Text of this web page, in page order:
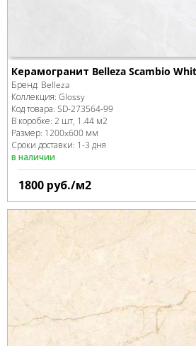
Керамогранит Belleza Scambio
Бренд: Belleza
Коллекция: Glossy
Код товара: SD-273564-99
В коробке: 2 шт, 1.44 м2
Размер: 1200x600 мм
Сроки доставки: 1-3 дня
в наличии
1800 руб./м2